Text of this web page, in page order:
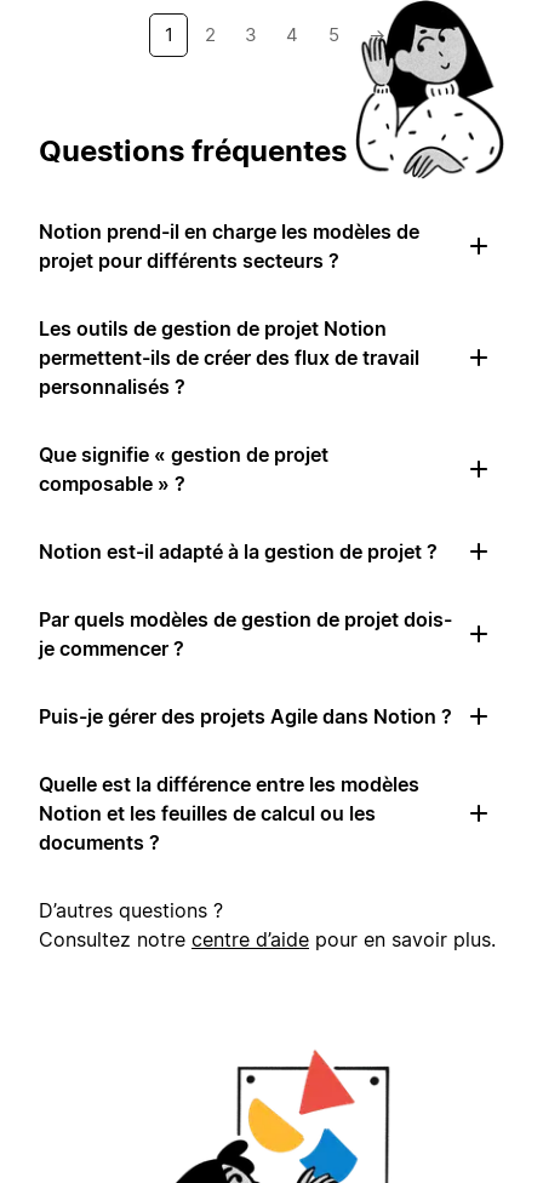
1 2 3 4 5 →
Questions fréquentes
Notion prend-il en charge les modèles de
projet pour différents secteurs ?
Les outils de gestion de projet Notion
permettent-ils de créer des flux de travail
personnalisés ?
Que signifie « gestion de projet
composable » ?
Notion est-il adapté à la gestion de projet ?
Par quels modèles de gestion de projet dois-
je commencer ?
Puis-je gérer des projets Agile dans Notion ?
Quelle est la différence entre les modèles
Notion et les feuilles de calcul ou les
documents ?
D’autres questions ?
Consultez notre centre d’aide pour en savoir plus.